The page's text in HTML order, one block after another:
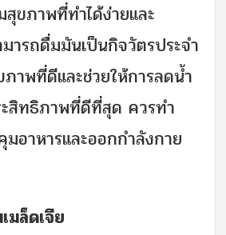
ขภาพที่ทำได้ง่ายและ
ารถดื่มมันเป็นกิจวัตรประจำ
ภาพที่ดีและช่วยให้การลดน้ำ
สิทธิภาพที่ดีที่สุด ควรทำ
อาหารและออกกำลังกาย
มล็ดเจีย